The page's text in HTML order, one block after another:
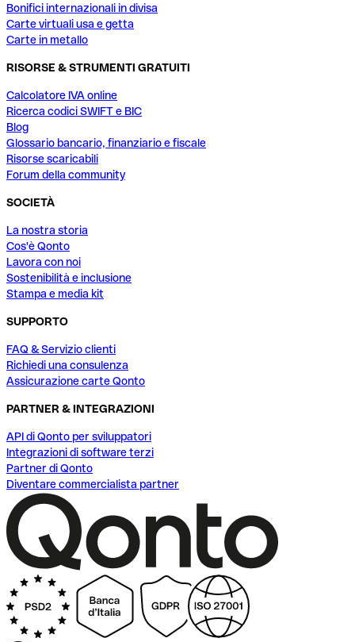
Bonifici internazionali in divisa
Carte virtuali usa e getta
Carte in metallo
RISORSE & STRUMENTI GRATUITI
Calcolatore IVA online
Ricerca codici SWIFT e BIC
Blog
Glossario bancario, finanziario e fiscale
Risorse scaricabili
Forum della community
SOCIETÀ
La nostra storia
Cos'è Qonto
Lavora con noi
Sostenibilità e inclusione
Stampa e media kit
SUPPORTO
FAQ & Servizio clienti
Richiedi una consulenza
Assicurazione carte Qonto
PARTNER & INTEGRAZIONI
API di Qonto per sviluppatori
Integrazioni di software terzi
Partner di Qonto
Diventare commercialista partner